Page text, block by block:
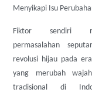
Menyikapi Isu
Fiktor sendiri
permasalahan
revolusi hijau pada
yang merubah
tradisional di